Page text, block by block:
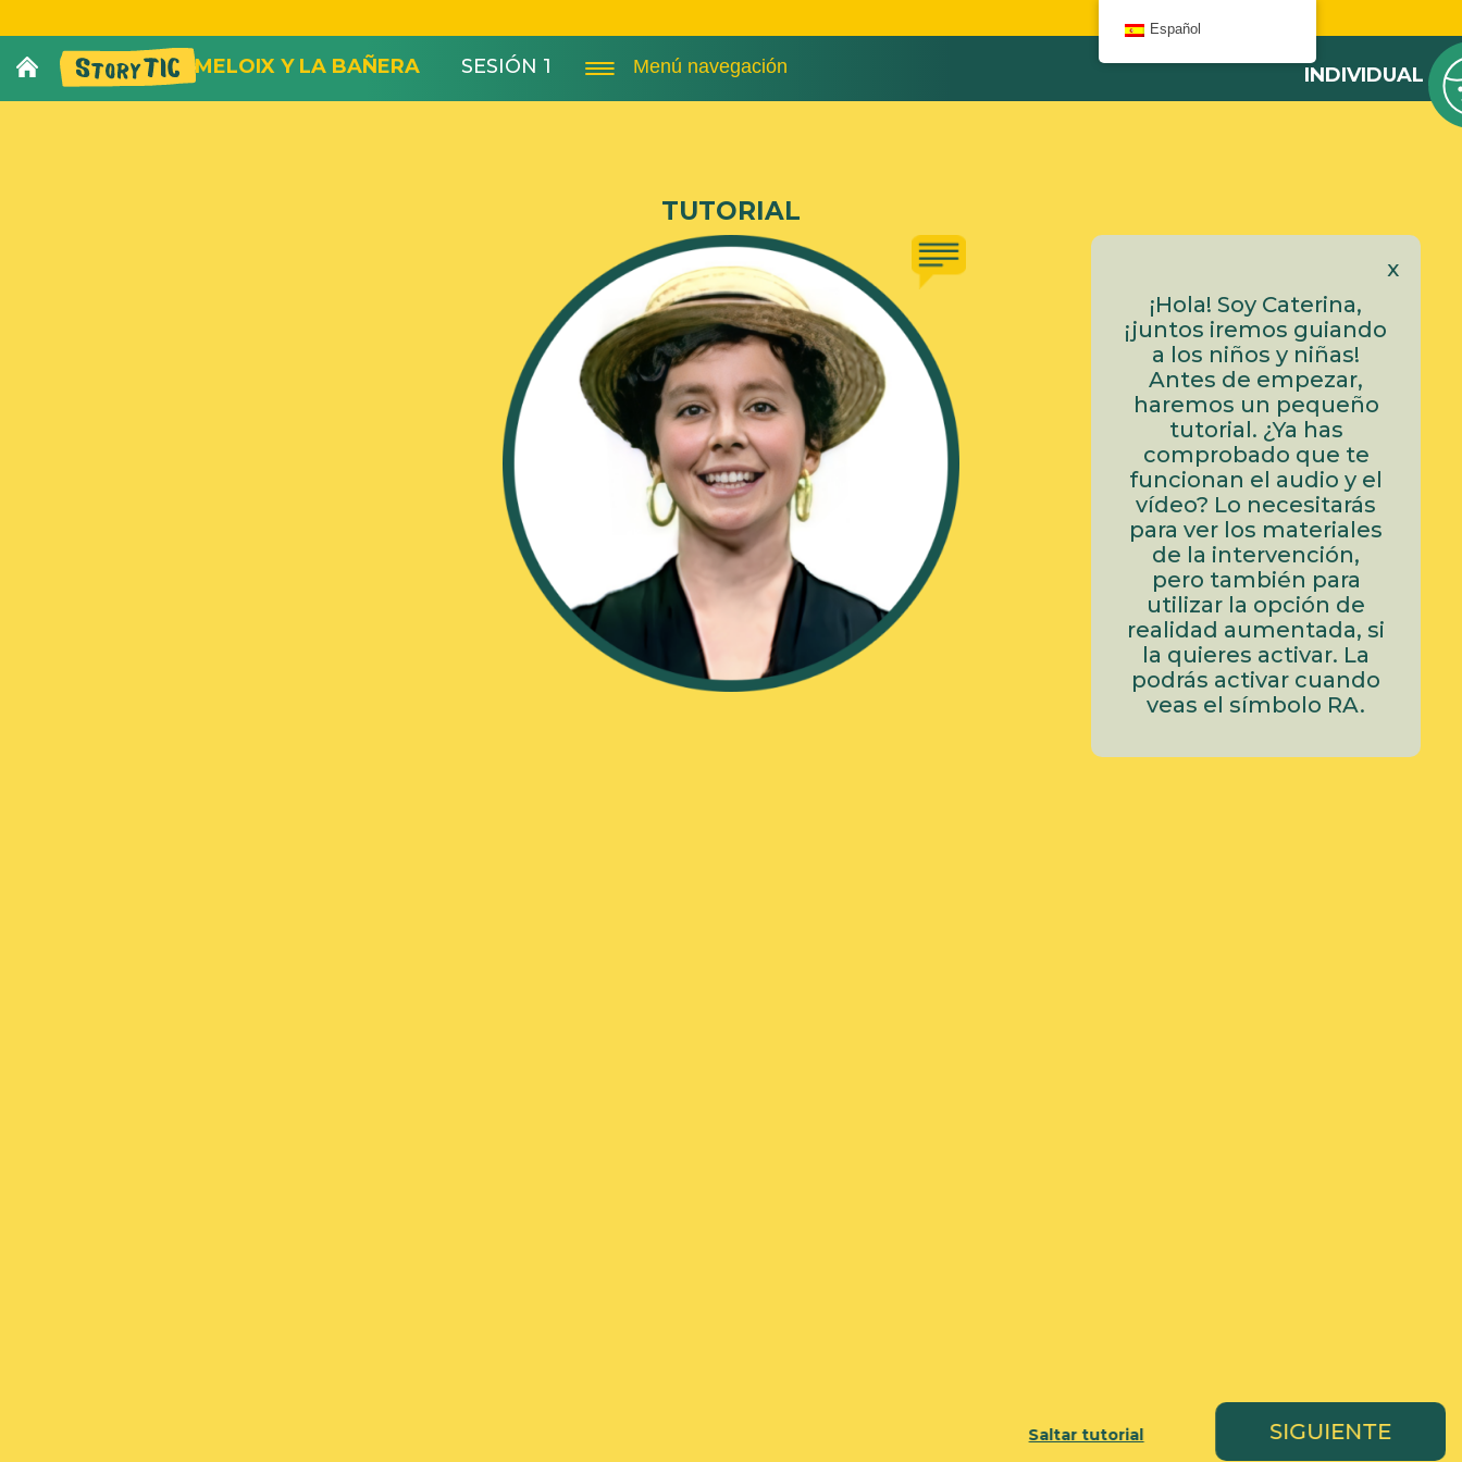
MELOIX Y LA BAÑERA SESIÓN 1 Menú navegación INDIVIDUAL
TUTORIAL
x
¡Hola! Soy Caterina,
¡juntos iremos guiando
a los niños y niñas!
Antes de empezar,
haremos un pequeño
tutorial. ¿Ya has
comprobado que te
funcionan el audio y el
vídeo? Lo necesitarás
para ver los materiales
de la intervención,
pero también para
utilizar la opción de
realidad aumentada, si
la quieres activar. La
podrás activar cuando
veas el símbolo RA.
Saltar tutorial SIGUIENTE
Español